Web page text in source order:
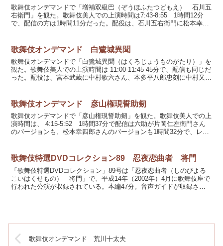
歌舞伎オンデマンドで「増補双級巴（ぞうほふたつどもえ） 石川五
右衛門」を観た。歌舞伎美人での上演時間は7:43-8:55 1時間12分
で、配信の方は1時間11分だった。配役は、石川五右衛門に松本幸四
歌舞伎オンデマンド 白鷺城異聞
歌舞伎オンデマンドで「白鷺城異聞（はくろじょうものがたり）」を
観た。歌舞伎美人での上演時間は 11:00-11:45 45分で、配信も同じだ
った。配役は、宮本武蔵に中村歌六さん、本多平八郎忠刻に中村又五
歌舞伎オンデマンド 彦山権現誓助剱
歌舞伎オンデマンドで「彦山権現誓助剱」を観た。歌舞伎美人での上
演時間は、 4:15-5:52 1時間37分で配信は六助が片岡仁左衛門さん
のバージョンも、松本幸四郎さんのバージョンも1時間32分で、レン
歌舞伎特選DVDコレクション89 忍夜恋曲者 将門
「歌舞伎特選DVDコレクション」89号は「忍夜恋曲者（しのびよる
こいはくせもの） 将門」で、平成14年（2002年）4月に歌舞伎座で
行われた公演が収録されている。本編47分。音声ガイドが収録され
歌舞伎オンデマンド 荒川十太夫